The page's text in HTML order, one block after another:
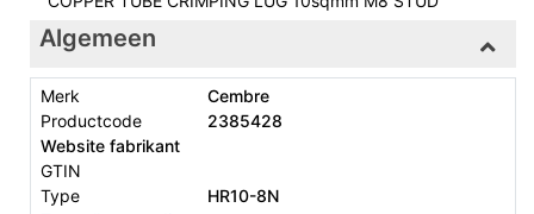
Algemeen
Merk
Cembre
Productcode
2385428
Website fabrikant
GTIN
Type
HR10-8N